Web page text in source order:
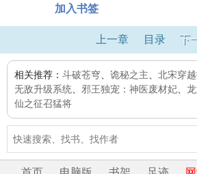
加入书签
上一章 目录 下
相关推荐： 斗破苍穹 诡秘之主 北宋穿
无敌升级系统
邪王独宠：神医废材妃
仙之征召猛将